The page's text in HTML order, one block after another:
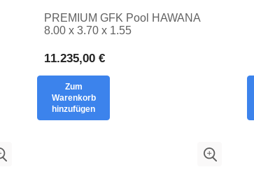
PREMIUM GFK Pool HAWANA
8.00 x 3.70 x 1.55
Garten
11.235,00 €
Zum
Warenkorb
hinzufügen